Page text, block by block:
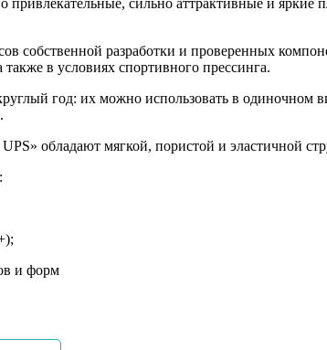
собственной разработки и проверенных
в условиях спортивного прессинга.
год: их можно использовать в одиночном
обладают мягкой, пористой и эластичной
и форм